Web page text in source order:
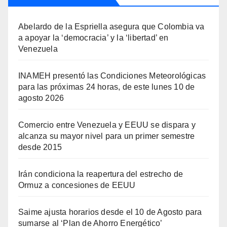
Abelardo de la Espriella asegura que Colombia va
a apoyar la ‘democracia’ y la ‘libertad’ en
Venezuela
INAMEH presentó las Condiciones Meteorológicas
para las próximas 24 horas, de este lunes 10 de
agosto 2026
Comercio entre Venezuela y EEUU se dispara y
alcanza su mayor nivel para un primer semestre
desde 2015
Irán condiciona la reapertura del estrecho de
Ormuz a concesiones de EEUU
Saime ajusta horarios desde el 10 de Agosto para
sumarse al ‘Plan de Ahorro Energético’